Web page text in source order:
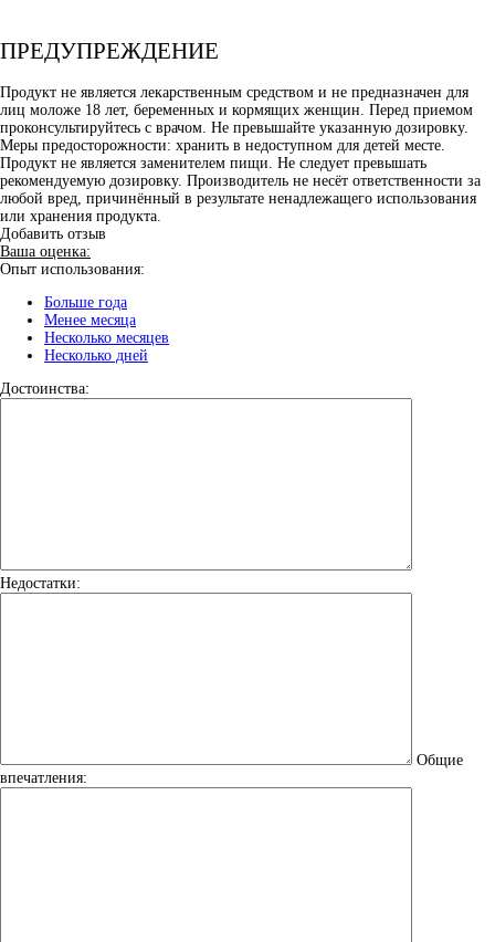
ПРЕДУПРЕЖДЕНИЕ
Продукт не является лекарственным средством и не предназначен для
лиц моложе 18 лет, беременных и кормящих женщин. Перед приемом
проконсультируйтесь с врачом. Не превышайте указанную дозировку.
Меры предосторожности: хранить в недоступном для детей месте.
Продукт не является заменителем пищи. Не следует превышать
рекомендуемую дозировку. Производитель не несёт ответственности за
любой вред, причинённый в результате ненадлежащего использования
или хранения продукта.
Добавить отзыв
Ваша оценка:
Опыт использования:
Больше года
Менее месяца
Несколько месяцев
Несколько дней
Достоинства:
Недостатки:
Общие
впечатления: